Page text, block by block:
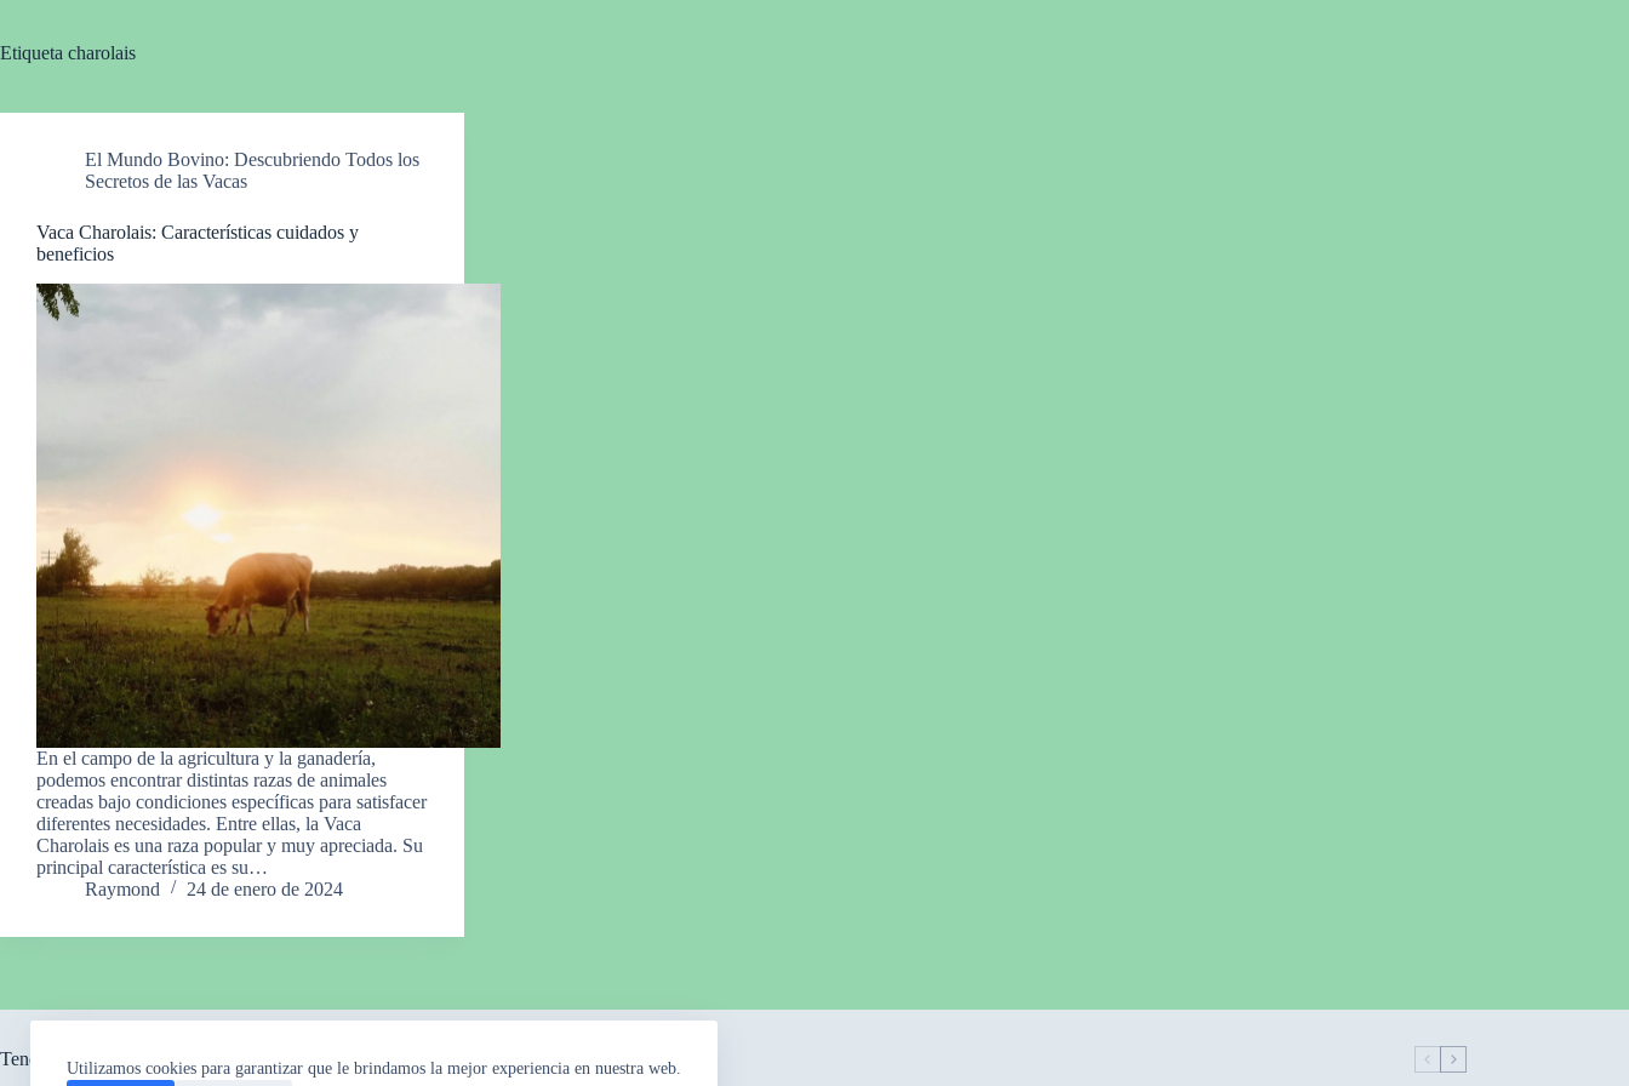
Utilizamos cookies para garantizar que le brindamos la mejor experiencia en nuestra web.
Etiqueta charolais
El Mundo Bovino: Descubriendo Todos los
Secretos de las Vacas
Vaca Charolais: Características cuidados y
beneficios
En el campo de la agricultura y la ganadería,
podemos encontrar distintas razas de animales
creadas bajo condiciones específicas para satisfacer
diferentes necesidades. Entre ellas, la Vaca
Charolais es una raza popular y muy apreciada. Su
principal característica es su…
Raymond
24 de enero de 2024
Tendencia ahora